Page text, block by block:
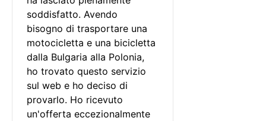
soddisfatto. Avendo
bisogno di trasportare una
motocicletta e una bicicletta
dalla Bulgaria alla Polonia,
ho trovato questo servizio
sul web e ho deciso di
provarlo. Ho ricevuto
un'offerta eccezionalmente